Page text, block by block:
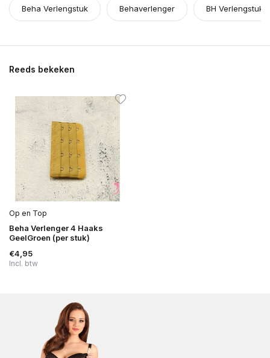
Beha Verlengstuk Behaverlenger BH Verlengstuk
Reeds bekeken
Op en Top
Beha Verlenger 4 Haaks
GeelGroen (per stuk)
€4,95
Incl. btw